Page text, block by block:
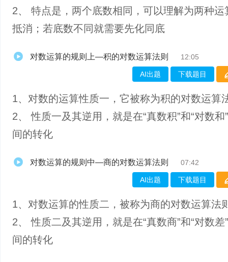
2、 特点是，两个底数相同，可以理解为两种运
抵消；若底数不同就需要先化同底
对数运算的规则上—积的对数运算法则 12:05
AI出题 下载题目
1、​对数的运算性质一，它被称为积的对数运算
2、 性质一及其逆用，就是在“真数积”和“对数和
间的转化
对数运算的规则中—商的对数运算法则 07:42
AI出题 下载题目
1、​对数运算的性质二，被称为商的对数运算法
2、 性质二及其逆用，就是在“真数商”和“对数差
间的转化